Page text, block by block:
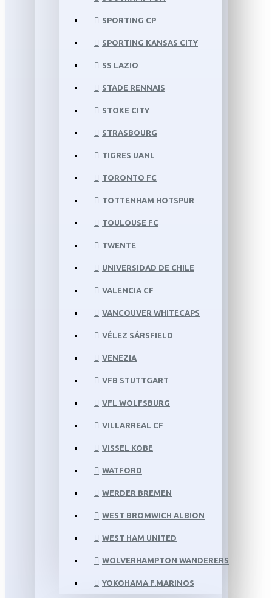
SPORTING CP
SPORTING KANSAS CITY
SS LAZIO
STADE RENNAIS
STOKE CITY
STRASBOURG
TIGRES UANL
TORONTO FC
TOTTENHAM HOTSPUR
TOULOUSE FC
TWENTE
UNIVERSIDAD DE CHILE
VALENCIA CF
VANCOUVER WHITECAPS
VÉLEZ SÁRSFIELD
VENEZIA
VFB STUTTGART
VFL WOLFSBURG
VILLARREAL CF
VISSEL KOBE
WATFORD
WERDER BREMEN
WEST BROMWICH ALBION
WEST HAM UNITED
WOLVERHAMPTON WANDERERS
YOKOHAMA F.MARINOS